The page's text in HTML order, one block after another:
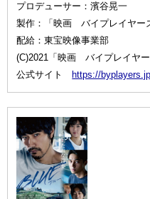
プロデューサー：濱谷晃一
製作：「映画 バイプレイヤー
配給：東宝映像事業部
(C)2021「映画 バイプレイヤ
公式サイト
https://